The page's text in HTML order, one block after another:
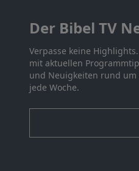
Der Bibel TV
Verpasse keine
mit aktuellen
und Neuigkeiten rund um
jede Woche.